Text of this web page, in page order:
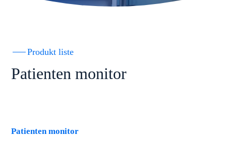
Produkt liste
Patienten monitor
Patienten monitor